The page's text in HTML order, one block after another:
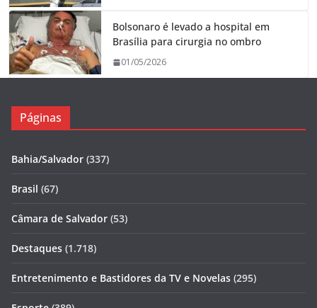
Bolsonaro é levado a hospital em
Brasília para cirurgia no ombro
01/05/2026
Páginas
Bahia/Salvador (337)
Brasil (67)
Câmara de Salvador (53)
Destaques (1.718)
Entretenimento e Bastidores da TV e Novelas (295)